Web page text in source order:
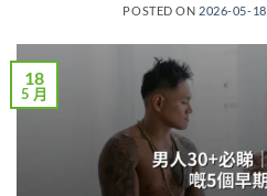
POSTED ON 2026-05-18
18
5 月